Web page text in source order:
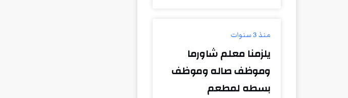
منذ 3 سنوات
يلزمنا معلم شاورما
وموظف صاله وموظف
بسطه لمطعم